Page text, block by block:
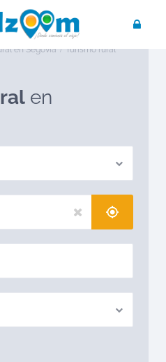
España
Turismo rural en
en Segovia
Turismo rural
en